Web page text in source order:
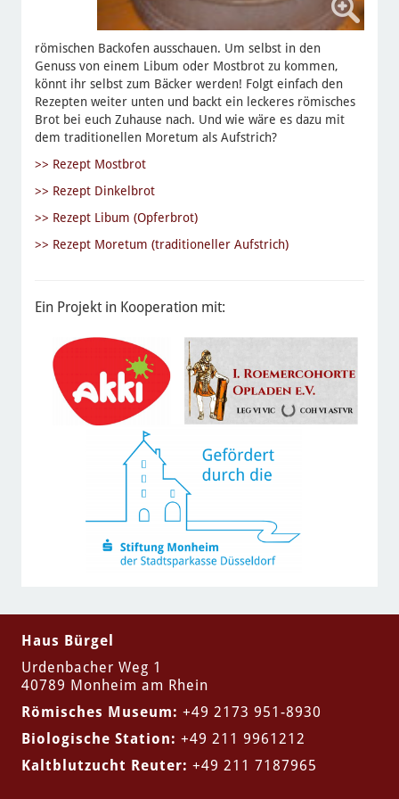
römischen Backofen ausschauen. Um selbst in den
Genuss von einem Libum oder Mostbrot zu kommen,
könnt ihr selbst zum Bäcker werden! Folgt einfach den
Rezepten weiter unten und backt ein leckeres römisches
Brot bei euch Zuhause nach. Und wie wäre es dazu mit
dem traditionellen Moretum als Aufstrich?
>> Rezept Mostbrot
>> Rezept Dinkelbrot
>> Rezept Libum (Opferbrot)
>> Rezept Moretum (traditioneller Aufstrich)
Ein Projekt in Kooperation mit:
Haus Bürgel
Urdenbacher Weg 1
40789 Monheim am Rhein
Römisches Museum: +49 2173 951-8930
Biologische Station: +49 211 9961212
Kaltblutzucht Reuter: +49 211 7187965